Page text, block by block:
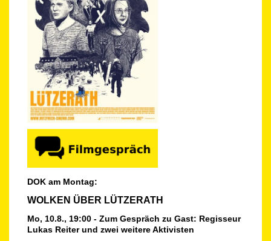
DOK am Montag:
WOLKEN ÜBER LÜTZERATH
Mo, 10.8., 19:00 - Zum Gespräch zu Gast: Regisseur
Lukas Reiter und zwei weitere Aktivisten